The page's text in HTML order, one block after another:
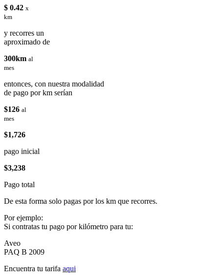
$ 0.42 x
km
y recorres un
aproximado de
300km al
mes
entonces, con nuestra modalidad
de pago por km serían
$126 al
mes
$1,726
pago inicial
$3,238
Pago total
De esta forma solo pagas por los km que recorres.
Por ejemplo:
Si contratas tu pago por kilómetro para tu:
Aveo
PAQ B 2009
Encuentra tu tarifa aqui